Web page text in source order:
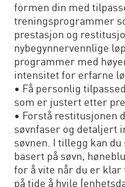
formen din med
treningsprogrammer
prestasjon og
nybegynnervennlige
programmer med
intensitet for erfarne
• Få personlig
som er justert etter
• Forstå restitusjonen
søvnfaser og detaljert
søvnen. I tillegg kan
basert på søvn,
for å vite når du er
på tide å hvile